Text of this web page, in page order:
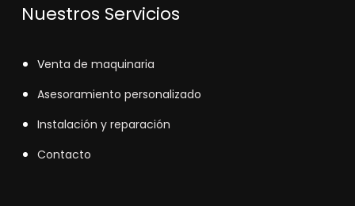
Nuestros Servicios
Venta de maquinaria
Asesoramiento personalizado
Instalación y reparación
Contacto